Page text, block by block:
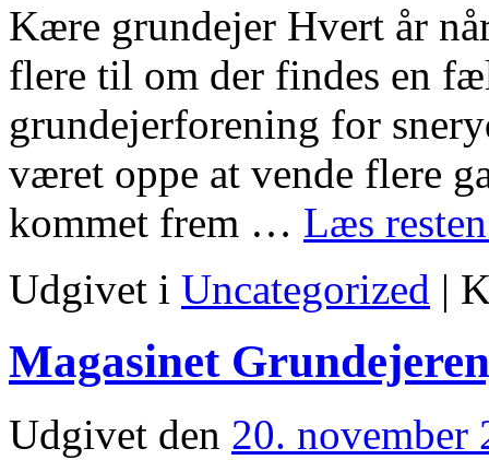
Kære grundejer Hvert år
flere til om der findes en
grundejerforening for
været oppe at vende flere
kommet frem … Læs
Udgivet i Uncategorized |
Magasinet
Udgivet den 20. november